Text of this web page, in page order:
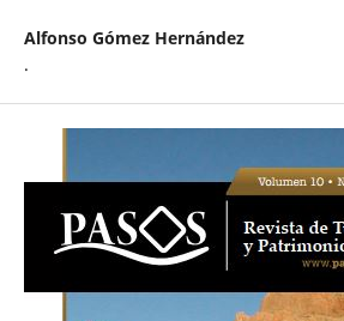
Alfonso Gómez Hernández
.